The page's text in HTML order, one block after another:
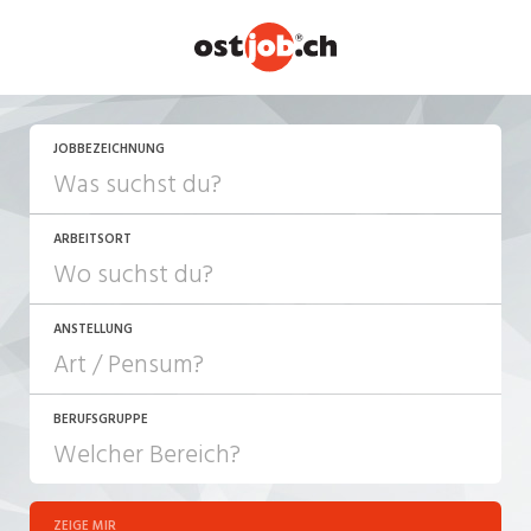
JOBBEZEICHNUNG
ARBEITSORT
ANSTELLUNG
JOB-TYP
Festanstellung
BERUFSGRUPPE
ZEIGE MIR